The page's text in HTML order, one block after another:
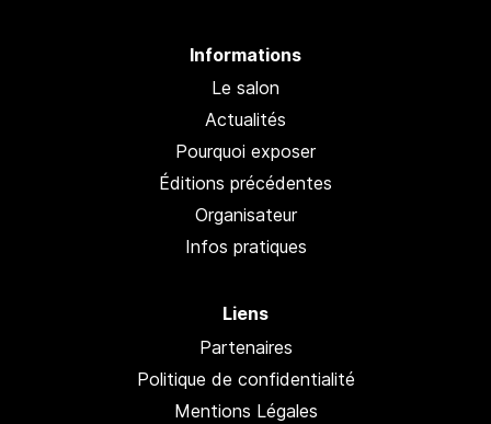
Informations
Le salon
Actualités
Pourquoi exposer
Éditions précédentes
Organisateur
Infos pratiques
Liens
Partenaires
Politique de confidentialité
Mentions Légales